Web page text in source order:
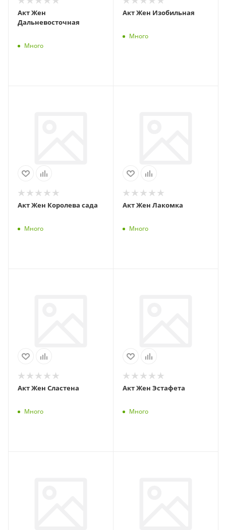
Акт Жен
Дальневосточная
Много
Акт Жен Изобильная
Много
Акт Жен Королева сада
Много
Акт Жен Лакомка
Много
Акт Жен Сластена
Много
Акт Жен Эстафета
Много